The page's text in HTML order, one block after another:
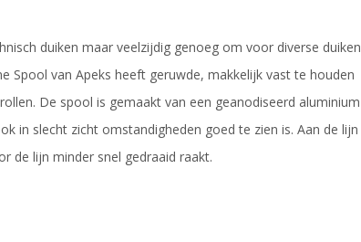
duiken maar veelzijdig genoeg om voor diverse duiken
Spool van Apeks heeft geruwde, makkelijk vast te houden
De spool is gemaakt van een geanodiseerd aluminium
in slecht zicht omstandigheden goed te zien is. Aan de lijn
de lijn minder snel gedraaid raakt.